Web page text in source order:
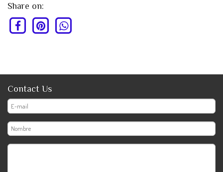
Share on:
Contact Us